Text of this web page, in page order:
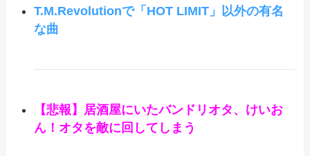
T.M.Revolutionで「HOT LIMIT」以外の有名
な曲
【悲報】居酒屋にいたバンドリオタ、けいお
ん！オタを敵に回してしまう